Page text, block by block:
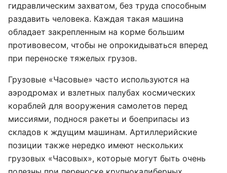
гидравлическим захватом, без труда способным
раздавить человека. Каждая такая машина
обладает закрепленным на корме большим
противовесом, чтобы не опрокидываться вперед
при переноске тяжелых грузов.
Грузовые «Часовые» часто используются на
аэродромах и взлетных палубах космических
кораблей для вооружения самолетов перед
миссиями, поднося ракеты и боеприпасы из
складов к ждущим машинам. Артиллерийские
позиции также нередко имеют нескольких
грузовых «Часовых», которые могут быть очень